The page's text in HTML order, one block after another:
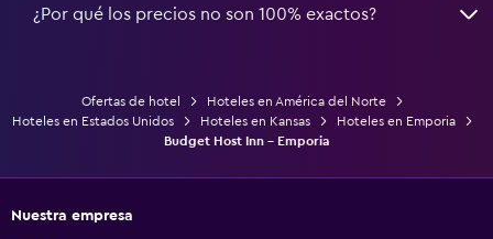
¿Por qué los precios no son 100% exactos?
Ofertas de hotel
Hoteles en América del Norte
Hoteles en Estados Unidos
Hoteles en Kansas
Hoteles en Emporia
Budget Host Inn - Emporia
Nuestra empresa